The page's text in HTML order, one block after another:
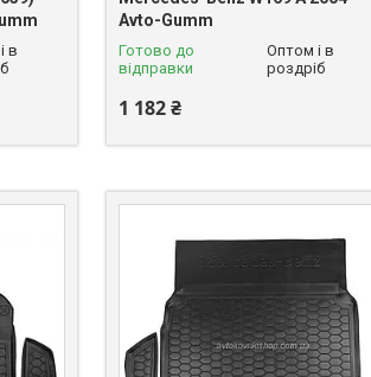
в
Avto-Gumm
Готово до
відправки
Оптом і в
роздріб
1 182 ₴